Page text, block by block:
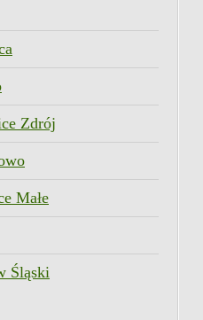
Zdrój
Małe
Śląski